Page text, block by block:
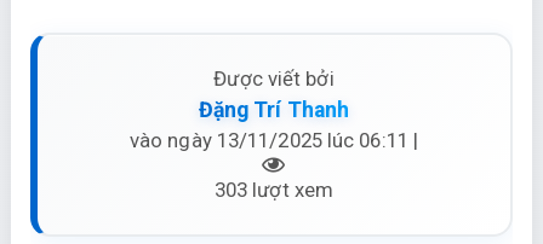
Được viết bởi
Đặng Trí Thanh
vào ngày 13/11/2025 lúc 06:11 |
303 lượt xem